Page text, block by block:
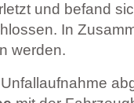
und befand
In
werden.